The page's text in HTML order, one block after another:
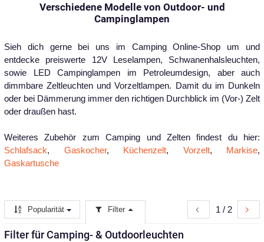
Verschiedene Modelle von Outdoor- und
Campinglampen
Sieh dich gerne bei uns im Camping Online-Shop um und
entdecke preiswerte 12V Leselampen, Schwanenhalsleuchten,
sowie LED Campinglampen im Petroleumdesign, aber auch
dimmbare Zeltleuchten und Vorzeltlampen. Damit du im Dunkeln
oder bei Dämmerung immer den richtigen Durchblick im (Vor-) Zelt
oder draußen hast.
Weiteres Zubehör zum Camping und Zelten findest du hier:
Schlafsack, Gaskocher, Küchenzelt, Vorzelt, Markise,
Gaskartusche
1 / 2
Popularität Filter
Filter für Camping- & Outdoorleuchten